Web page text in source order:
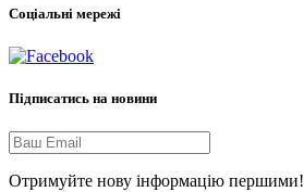
Соціальні мережі
Підписатись на новини
Отримуйте нову інформацію першими!